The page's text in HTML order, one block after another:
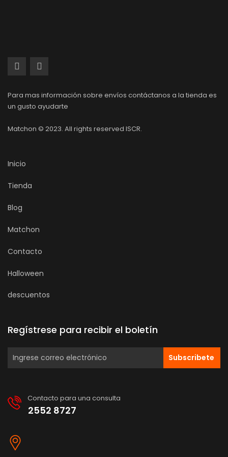
Para mas información sobre envíos contáctanos a la tienda es
un gusto ayudarte
Matchon © 2023. All rights reserved ISCR.
Inicio
Tienda
Blog
Matchon
Contacto
Halloween
descuentos
Regístrese para recibir el boletín
Subscribete
Contacto para una consulta
2552 8727